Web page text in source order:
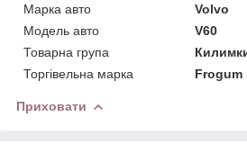
Марка авто
Volvo
Модель авто
V60
Товарна група
Торгівельна марка
Frogum
Приховати